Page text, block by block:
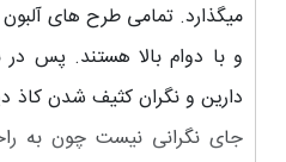
میگذارد. تمامی طرح های
و با دوام بالا هستند. پس
دارین و نگران کثیف شدن کاذ
جای نگرانی نیست چون به